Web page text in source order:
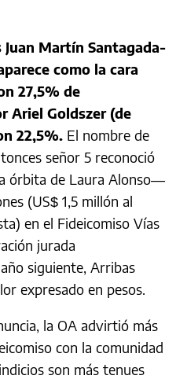
Martín Santagada-
como la cara
27,5% de
Ariel Goldszer (de
22,5%. El nombre de
señor 5 reconoció
órbita de Laura Alonso—
(US$ 1,5 millón al
en el Fideicomiso Vías
jurada
siguiente, Arribas
expresado en pesos.
la OA advirtió más
con la comunidad
son más tenues